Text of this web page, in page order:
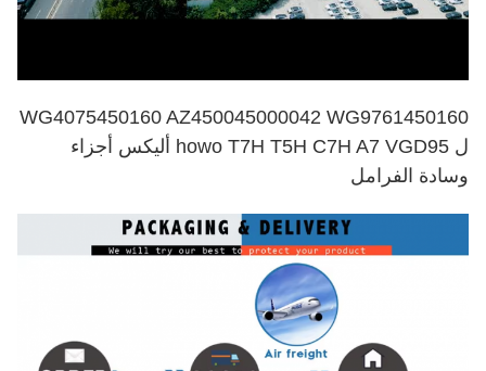
WG4075450160 AZ450045000042 WG9761450160
ل howo T7H T5H C7H A7 VGD95 أليكس أجزاء
وسادة الفرامل